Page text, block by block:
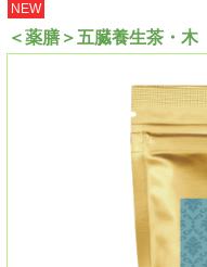
NEW
＜薬膳＞五臓養生茶・木